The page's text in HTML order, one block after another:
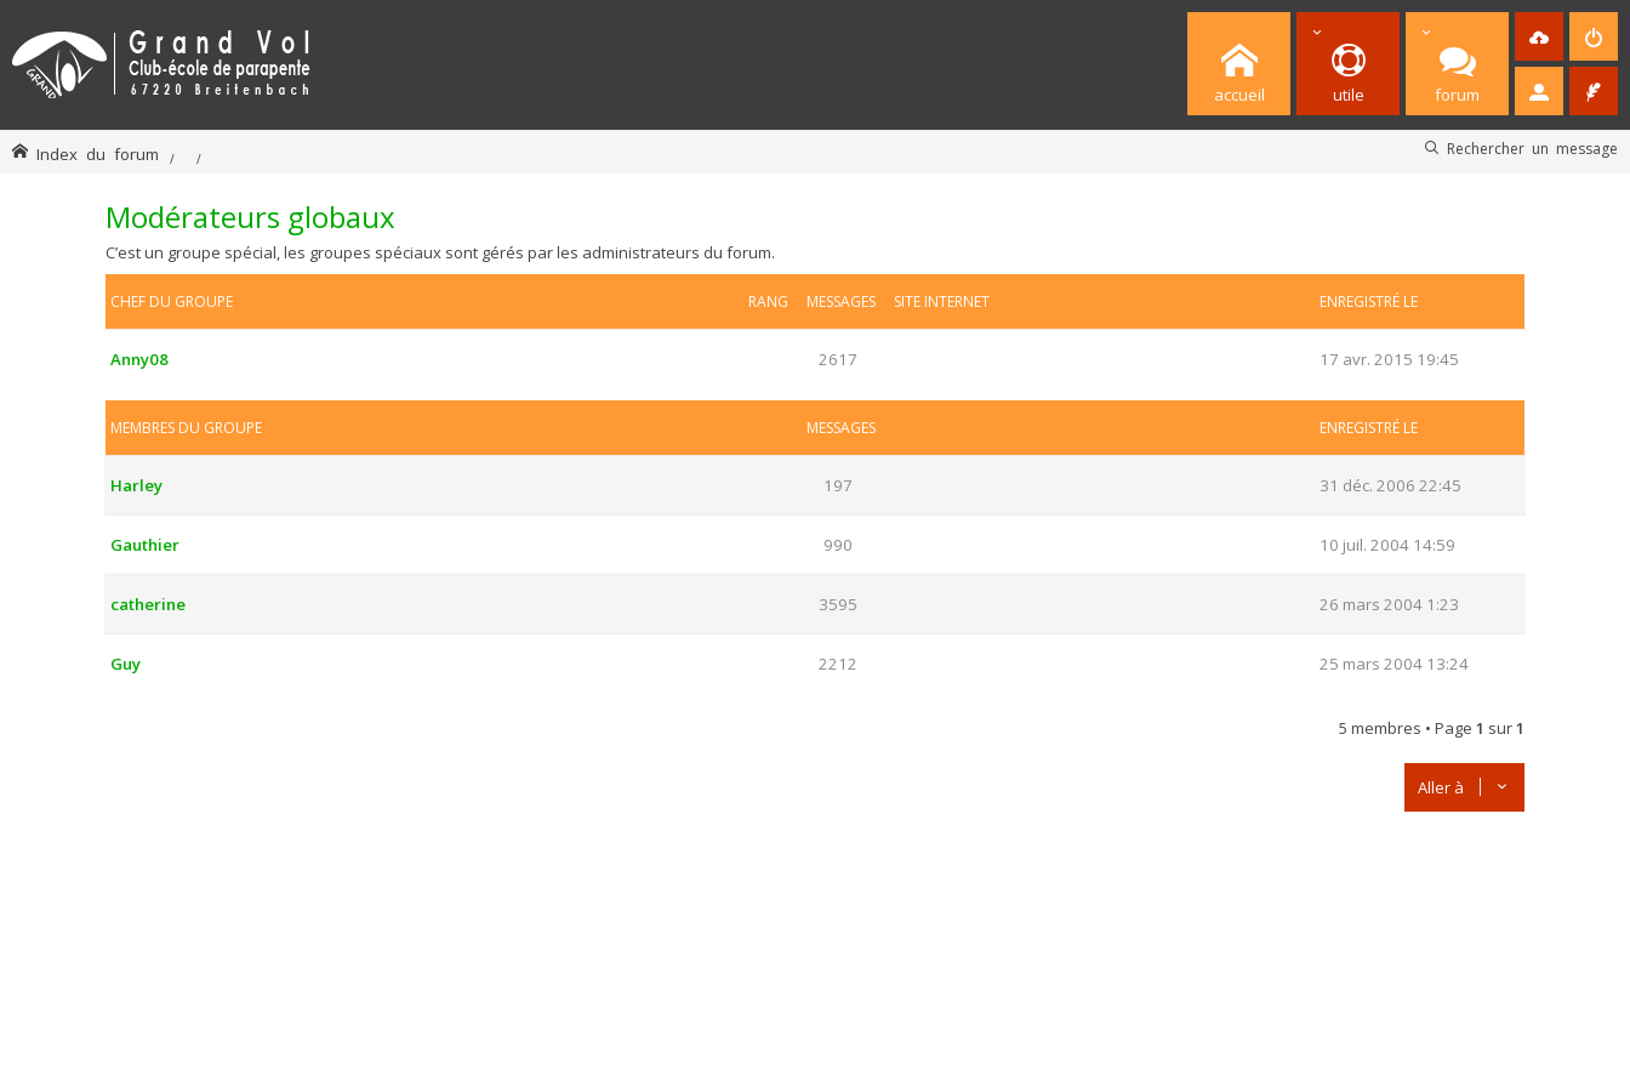
accueil utile forum
Rechercher un message
Index du forum
Modérateurs globaux
C’est un groupe spécial, les groupes spéciaux sont gérés par les administrateurs du forum.
RANG
CHEF DU GROUPE MESSAGES SITE INTERNET ENREGISTRÉ LE
Anny08 2617 17 avr. 2015 19:45
MEMBRES DU GROUPE MESSAGES ENREGISTRÉ LE
Harley 197 31 déc. 2006 22:45
Gauthier 990 10 juil. 2004 14:59
catherine 3595 26 mars 2004 1:23
Guy 2212 25 mars 2004 13:24
5 membres • Page 1 sur1
Aller à